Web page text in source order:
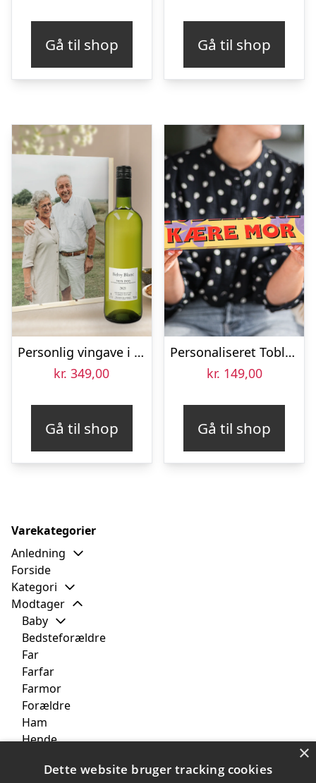
Gå til shop Gå til shop
Personlig vingave i kasse – Belvy – Rød, Hvid og Rosé
kr. 349,00
Gå til shop
Personaliseret Toblerone – Mors Dag – Stor
kr. 149,00
Gå til shop
Varekategorier
Anledning
Forside
Kategori
Modtager
Baby
Bedsteforældre
Far
Farfar
Farmor
Forældre
Ham
Hende
×
Dette website bruger tracking cookies